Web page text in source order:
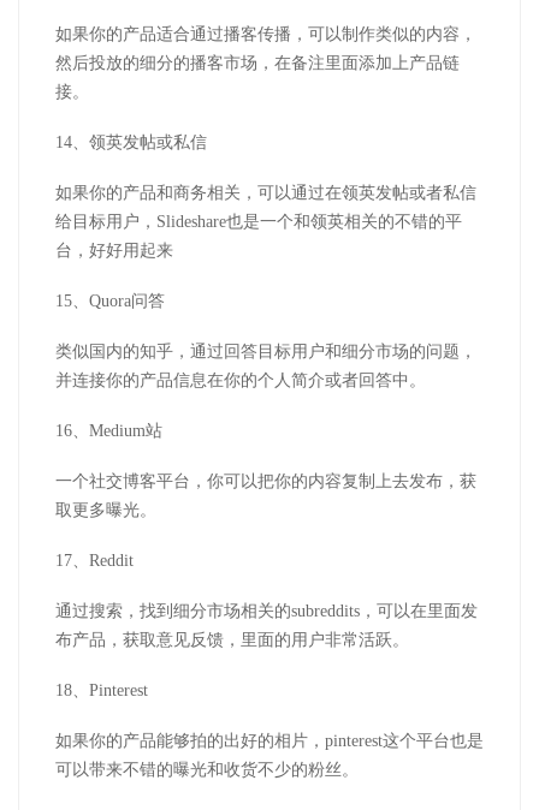
如果你的产品适合通过播客传播，可以制作类似的内容，
然后投放的细分的播客市场，在备注里面添加上产品链
接。
14、领英发帖或私信
如果你的产品和商务相关，可以通过在领英发帖或者私信
给目标用户，Slideshare也是一个和领英相关的不错的平
台，好好用起来
15、Quora问答
类似国内的知乎，通过回答目标用户和细分市场的问题，
并连接你的产品信息在你的个人简介或者回答中。
16、Medium站
一个社交博客平台，你可以把你的内容复制上去发布，获
取更多曝光。
17、Reddit
通过搜索，找到细分市场相关的subreddits，可以在里面发
布产品，获取意见反馈，里面的用户非常活跃。
18、Pinterest
如果你的产品能够拍的出好的相片，pinterest这个平台也是
可以带来不错的曝光和收货不少的粉丝。